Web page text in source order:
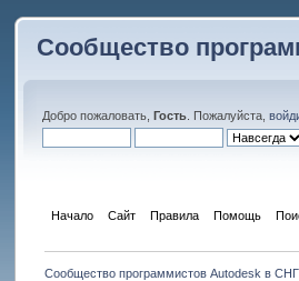
Сообщество
Добро пожаловать,Гость . Пожалуйста,
Начало Сайт Правила Помощь
Сообщество программистов Autodesk в СНГ